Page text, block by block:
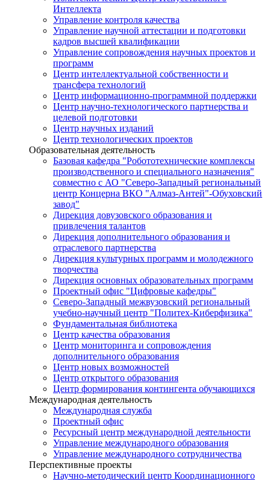
Интеллекта
Управление контроля качества
Управление научной аттестации и подготовки
кадров высшей квалификации
Управление сопровождения научных проектов и
программ
Центр интеллектуальной собственности и
трансфера технологий
Центр информационно-программной поддержки
Центр научно-технологического партнерства и
целевой подготовки
Центр научных изданий
Центр технологических проектов
Образовательная деятельность
Базовая кафедра "Робототехнические комплексы
производственного и специального назначения"
совместно с АО "Северо-Западный региональный
центр Концерна ВКО "Алмаз-Антей"-Обуховский
завод"
Дирекция довузовского образования и
привлечения талантов
Дирекция дополнительного образования и
отраслевого партнерства
Дирекция культурных программ и молодежного
творчества
Дирекция основных образовательных программ
Проектный офис "Цифровые кафедры"
Северо-Западный межвузовский региональный
учебно-научный центр "Политех-Киберфизика"
Фундаментальная библиотека
Центр качества образования
Центр мониторинга и сопровождения
дополнительного образования
Центр новых возможностей
Центр открытого образования
Центр формирования контингента обучающихся
Международная деятельность
Международная служба
Проектный офис
Ресурсный центр международной деятельности
Управление международного образования
Управление международного сотрудничества
Перспективные проекты
Научно-методический центр Координационного